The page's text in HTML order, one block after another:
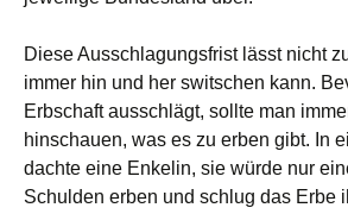
Diese Ausschlagungsfrist lässt nicht
immer hin und her switschen kann.
Erbschaft ausschlägt, sollte man
hinschauen, was es zu erben gibt. In
dachte eine Enkelin, sie würde nur
Schulden erben und schlug das Erbe